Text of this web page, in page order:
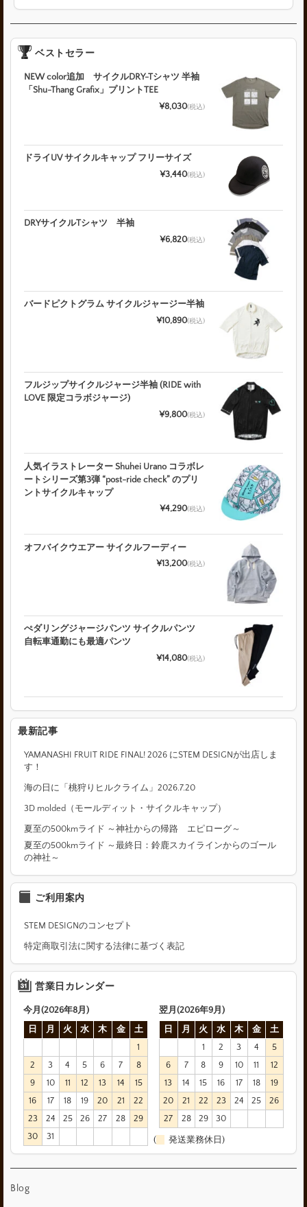
ベストセラー
NEW color追加 サイクルDRY-Tシャツ 半袖
「Shu-Thang Grafix」プリントTEE
¥8,030(税込)
ドライUV サイクルキャップ フリーサイズ
¥3,440(税込)
DRYサイクルTシャツ 半袖
¥6,820(税込)
バードピクトグラム サイクルジャージー半袖
¥10,890(税込)
フルジップサイクルジャージ半袖 (RIDE with
LOVE 限定コラボジャージ)
¥9,800(税込)
人気イラストレーター Shuhei Urano コラボレ
ートシリーズ第3弾 “post-ride check” のプリ
ントサイクルキャップ
¥4,290(税込)
オフバイクウエアー サイクルフーディー
¥13,200(税込)
ぺダリングジャージパンツ サイクルパンツ
自転車通勤にも最適パンツ
¥14,080(税込)
最新記事
YAMANASHI FRUIT RIDE FINAL! 2026 にSTEM DESIGNが出店しま
す！
海の日に「桃狩りヒルクライム」2026.7.20
3D molded（モールディット・サイクルキャップ）
夏至の500kmライド ～神社からの帰路 エピローグ～
夏至の500kmライド ～最終日：鈴鹿スカイラインからのゴール
の神社～
ご利用案内
STEM DESIGNのコンセプト
特定商取引法に関する法律に基づく表記
営業日カレンダー
今月(2026年8月)
日
月 火 水 木 金
土
1
2
3 4 5 6 7
8
9
10 11 12 13 14
15
16
17 18 19 20 21
22
23
24 25 26 27 28
29
30
31
翌月(2026年9月)
日
月 火 水 木 金
土
1
2 3 4
5
6
7 8 9 10 11
12
13
14 15 16 17 18
19
20
21 22 23 24 25
26
27
28 29 30
( 発送業務休日)
Blog